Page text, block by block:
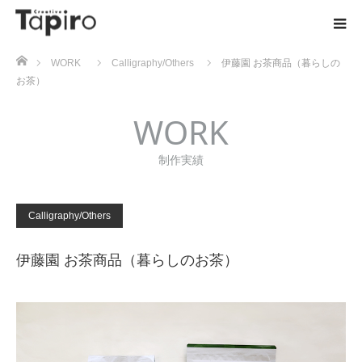
ホームWORK Calligraphy/Others
伊藤園 お茶商品（暮らしの
お茶）
WORK
制作実績
Calligraphy/Others
伊藤園 お茶商品（暮らしのお茶）